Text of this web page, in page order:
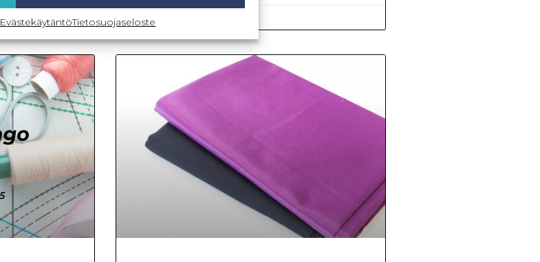
EvästekäytäntöTietosuojaseloste
24.9.2025